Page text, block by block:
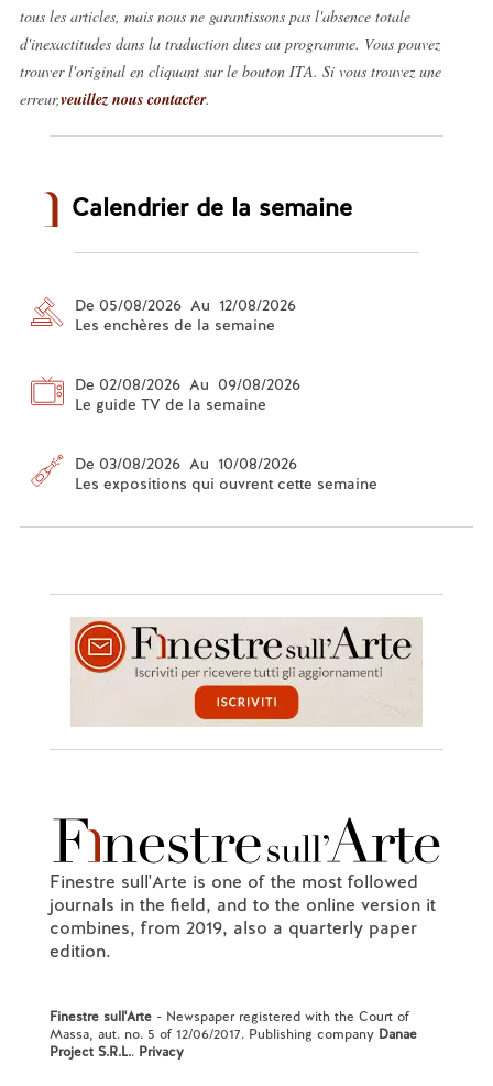
tous les articles, mais nous ne garantissons pas l'absence totale
d'inexactitudes dans la traduction dues au programme. Vous pouvez
trouver l'original en cliquant sur le bouton ITA. Si vous trouvez une
erreur,veuillez nous contacter.
Calendrier de la semaine
De 05/08/2026 Au 12/08/2026
Les enchères de la semaine
De 02/08/2026 Au 09/08/2026
Le guide TV de la semaine
De 03/08/2026 Au 10/08/2026
Les expositions qui ouvrent cette semaine
Finestre sull'Arte is one of the most followed
journals in the field, and to the online version it
combines, from 2019, also a quarterly paper
edition.
Finestre sull'Arte- Newspaper registered with the Court of
Massa, aut. no. 5 of 12/06/2017. Publishing company Danae
Project S.R.L.. Privacy